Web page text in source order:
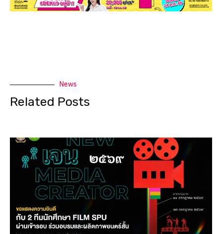
News
Related Posts